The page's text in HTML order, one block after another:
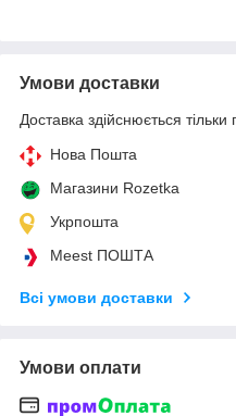
Умови доставки
Доставка здійснюється тільки
Нова Пошта
Магазини Rozetka
Укрпошта
Meest ПОШТА
Всі умови доставки
Умови оплати